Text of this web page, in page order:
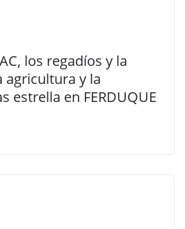
los regadíos y la
agricultura y la
estrella en FERDUQUE